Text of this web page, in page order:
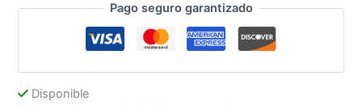
251A
Pago seguro garantizado
Disponible